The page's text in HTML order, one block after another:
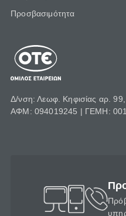
Προσβασιμότητα
Δ/νση: Λεωφ. Κηφισίας αρ.
ΑΦΜ: 094019245 | ΓΕΜΗ: